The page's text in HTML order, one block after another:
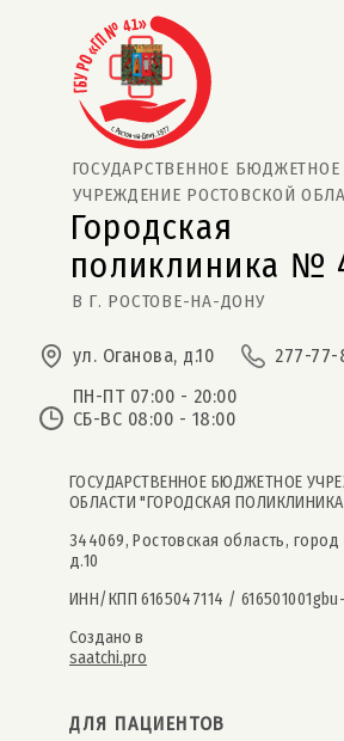
В Г. РОСТОВЕ-НА-ДОНУ
ГОСУДАРСТВЕННОЕ БЮДЖЕТНОЕ
поликлиника №
УЧРЕЖДЕНИЕ РОСТОВСКОЙ
Городская
ул. Оганова, д.10
277-77-
ПН-ПТ 07:00 - 20:00
СБ-ВС 08:00 - 18:00
ГОСУДАРСТВЕННОЕ БЮДЖЕТНОЕ
ОБЛАСТИ "ГОРОДСКАЯ
344069, Ростовская область,
д.10
ИНН/КПП 6165047114 / 616501001
Создано в
saatchi.pro
ДЛЯ ПАЦИЕНТОВ